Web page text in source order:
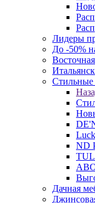
Лидеры
До -50%
ND
Дачная